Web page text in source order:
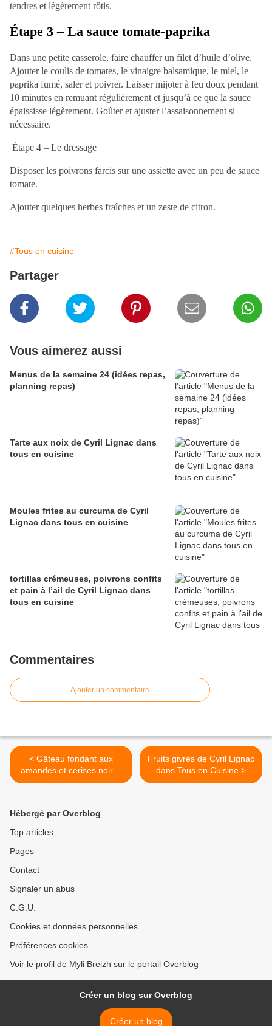
tendres et légèrement rôtis.
Étape 3 – La sauce tomate-paprika
Dans une petite casserole, faire chauffer un filet d’huile d’olive.
Ajouter le coulis de tomates, le vinaigre balsamique, le miel, le
paprika fumé, saler et poivrer. Laisser mijoter à feu doux pendant
10 minutes en remuant régulièrement et jusqu’à ce que la sauce
épaississe légèrement. Goûter et ajuster l’assaisonnement si
nécessaire.
Étape 4 – Le dressage
Disposer les poivrons farcis sur une assiette avec un peu de sauce
tomate.
Ajouter quelques herbes fraîches et un zeste de citron.
#Tous en cuisine
Partager
Vous aimerez aussi
Menus de la semaine 24 (idées repas,
planning repas)
Tarte aux noix de Cyril Lignac dans
tous en cuisine
Moules frites au curcuma de Cyril
Lignac dans tous en cuisine
tortillas crémeuses, poivrons confits
et pain à l’ail de Cyril Lignac dans
tous en cuisine
Commentaires
Ajouter un commentaire
< Gâteau fondant aux
amandes et cerises noires
de Cyril Lignac (Tous en
Fruits givrés de Cyril Lignac
dans Tous en Cuisine >
Hébergé par Overblog
Top articles
Pages
Contact
Signaler un abus
C.G.U.
Cookies et données personnelles
Préférences cookies
Voir le profil de Myli Breizh sur le portail Overblog
Créer un blog sur Overblog
Créer un blog